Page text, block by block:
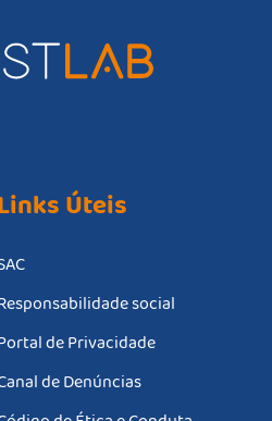
Úteis
social
de Privacidade
de Denúncias